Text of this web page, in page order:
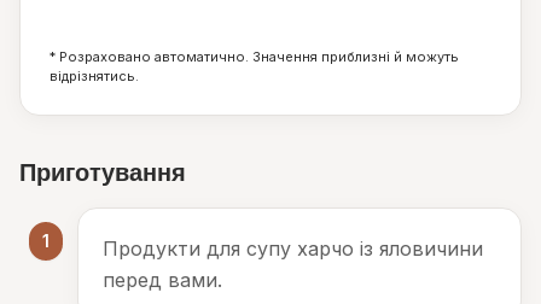
* Розраховано автоматично. Значення приблизні й можуть
відрізнятись.
Приготування
1
Продукти для супу харчо із яловичини
перед вами.